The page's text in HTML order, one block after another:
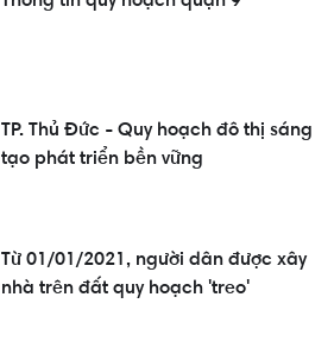
TP. Thủ Đức - Quy hoạch đô thị sáng
tạo phát triển bền vững
Từ 01/01/2021, người dân được xây
nhà trên đất quy hoạch 'treo'